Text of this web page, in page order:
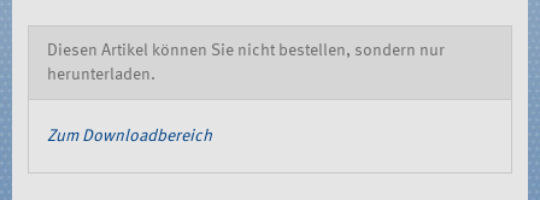
Diesen Artikel können Sie nicht bestellen, sondern nur
herunterladen.
Zum Downloadbereich